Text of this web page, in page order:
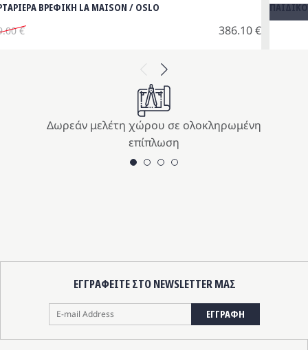
Previous
ΒΡΕΦΙΚΗ LA MAISON / OSLO
€ 386.10€
Next
Δωρεάν μελέτη χώρου σε ολοκληρωμένη
επίπλωση
ΕΓΓΡΑΦΕΙΤΕ ΣΤΟ NEWSLETTER ΜΑΣ
ΕΓΓΡΑΦΗ